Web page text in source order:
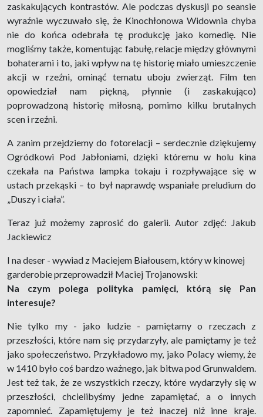
zaskakujących kontrastów. Ale podczas dyskusji po seansie
wyraźnie wyczuwało się, że Kinochłonowa Widownia chyba
nie do końca odebrała tę produkcję jako komedię. Nie
mogliśmy także, komentując fabułę, relacje między głównymi
bohaterami i to, jaki wpływ na tę historię miało umieszczenie
akcji w rzeźni, ominąć tematu uboju zwierząt. Film ten
opowiedział nam piękną, płynnie (i zaskakująco)
poprowadzoną historię miłosną, pomimo kilku brutalnych
scen i rzeźni.
A zanim przejdziemy do fotorelacji – serdecznie dziękujemy
Ogródkowi Pod Jabłoniami, dzięki któremu w holu kina
czekała na Państwa lampka tokaju i rozpływające się w
ustach przekąski – to był naprawdę wspaniałe preludium do
„Duszy i ciała”.
Teraz już możemy zaprosić do galerii. Autor zdjęć: Jakub
Jackiewicz
I na deser - wywiad z Maciejem Białousem, który w kinowej
garderobie przeprowadził Maciej Trojanowski:
Na czym polega polityka pamięci, którą się Pan
interesuje?
Nie tylko my - jako ludzie - pamiętamy o rzeczach z
przeszłości, które nam się przydarzyły, ale pamiętamy je też
jako społeczeństwo. Przykładowo my, jako Polacy wiemy, że
w 1410 było coś bardzo ważnego, jak bitwa pod Grunwaldem.
Jest też tak, że ze wszystkich rzeczy, które wydarzyły się w
przeszłości, chcielibyśmy jedne zapamiętać, a o innych
zapomnieć. Zapamiętujemy je też inaczej niż inne kraje.